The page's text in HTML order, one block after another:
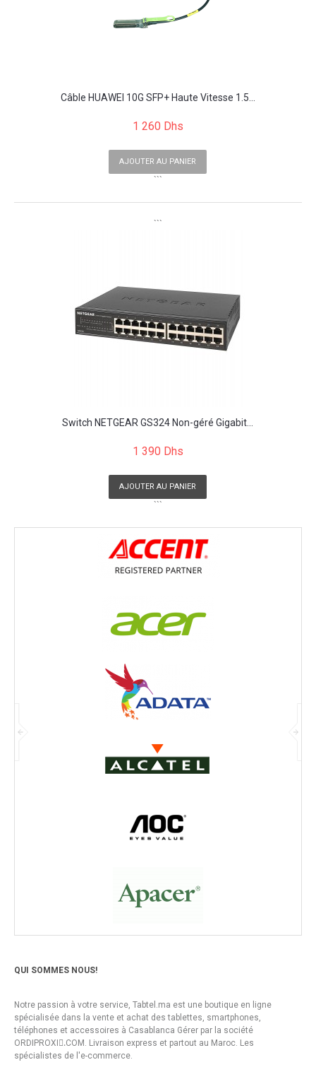
Câble HUAWEI 10G SFP+ Haute Vitesse 1.5...
1 260 Dhs
AJOUTER AU PANIER
```
```
Switch NETGEAR GS324 Non-géré Gigabit...
1 390 Dhs
AJOUTER AU PANIER
```
QUI SOMMES NOUS!
Notre passion à votre service, Tabtel.ma est une boutique en ligne
spécialisée dans la vente et achat des tablettes, smartphones,
téléphones et accessoires à Casablanca Gérer par la société
ORDIPROXI.ِCOM. Livraison express et partout au Maroc. Les
spécialistes de l'e-commerce.